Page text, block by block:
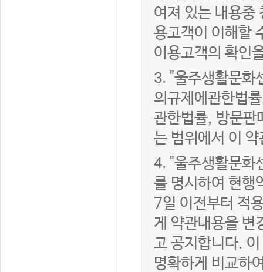
여져 있는 내용중
용고객이 이해할
이용고객의 확인
3. "울주생활문화
의규제에관한법
관한법률, 방문판
는 범위에서 이
4. "울주생활문화
를 명시하여 현행
7일 이전부터 적
게 약관내용을 변
고 공지합니다.
명확하게 비교하